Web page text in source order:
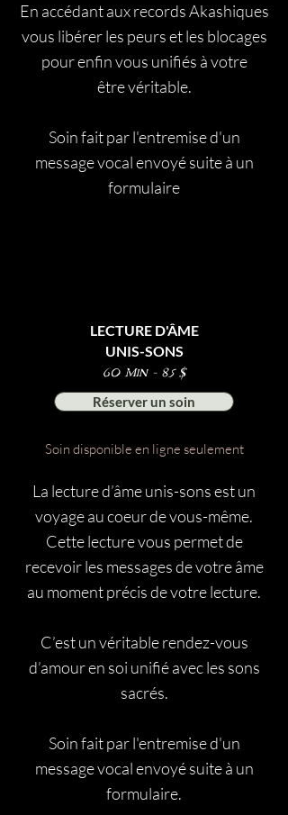
En accédant aux records Akashiques
vous libérer les peurs et les blocages
pour enfin vous unifiés à votre
être véritable.
Soin fait par l'entremise d'un
message vocal envoyé suite à un
formulaire
LECTURE D'ÂME
UNIS-SONS
60 Min - 85 $
Réserver un soin
Soin disponible en ligne seulement
La lecture d’âme unis-sons est un
voyage au coeur de vous-même.
Cette lecture vous permet de
recevoir les messages de votre âme
au moment précis de votre lecture.
C’est un véritable rendez-vous
d’amour en soi unifié avec les sons
sacrés.
Soin fait par l'entremise d'un
message vocal envoyé suite à un
formulaire.